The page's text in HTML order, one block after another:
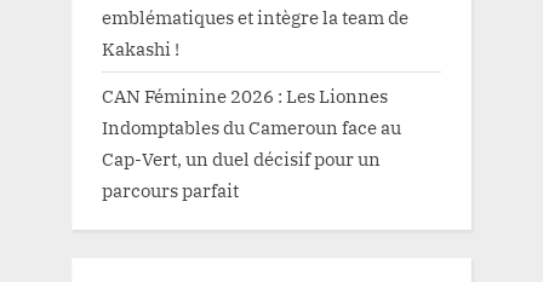
emblématiques et intègre la team de
Kakashi !
CAN Féminine 2026 : Les Lionnes
Indomptables du Cameroun face au
Cap-Vert, un duel décisif pour un
parcours parfait